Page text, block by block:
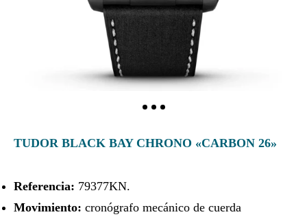
TUDOR BLACK BAY CHRONO «CARBON 26»
Referencia: 79377KN.
Movimiento: cronógrafo mecánico de cuerda